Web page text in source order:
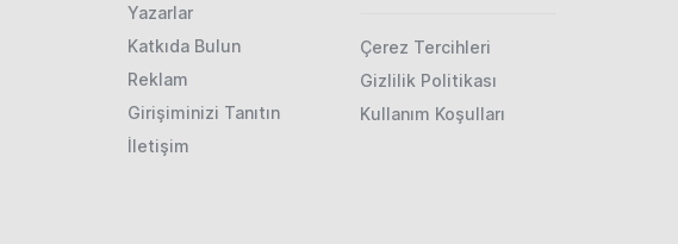
Yazarlar
Katkıda Bulun
Reklam
Girişiminizi Tanıtın
İletişim
Çerez Tercihleri
Gizlilik Politikası
Kullanım Koşulları